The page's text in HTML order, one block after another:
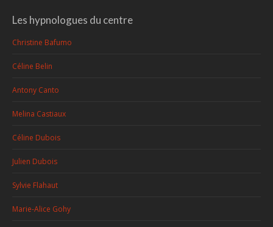
Les hypnologues du centre
Christine Bafumo
Céline Belin
Antony Canto
Melina Castiaux
Céline Dubois
Julien Dubois
Sylvie Flahaut
Marie-Alice Gohy